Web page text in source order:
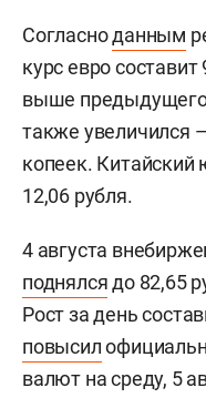
Согласноданным
курс евро составит
выше предыдущего
также увеличился
копеек. Китайский
12,06 рубля.
4 августа
поднялсядо 82,65
Рост за день
повысил
валют на среду, 5